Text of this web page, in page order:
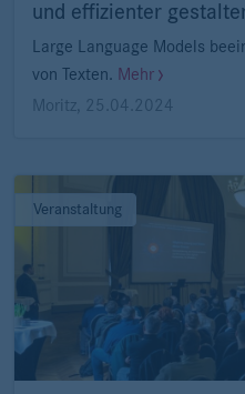
und effizienter
Large Language Models
von Texten. Mehr
Moritz
25.04.2024
Veranstaltung